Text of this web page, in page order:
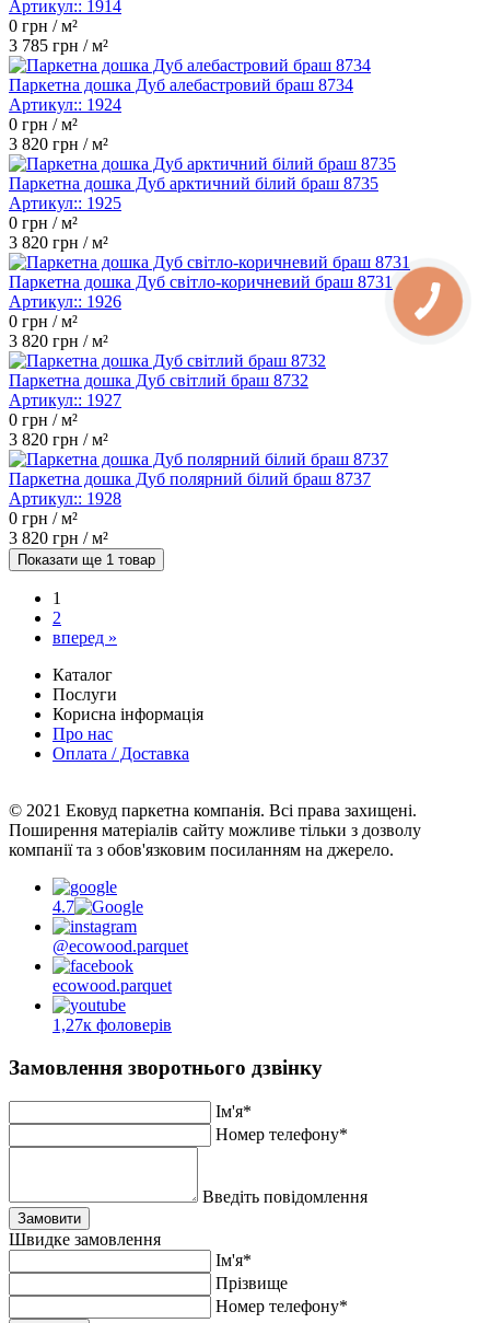
Артикул:: 1914
0 грн / м²
3 785 грн / м²
Паркетна дошка Дуб алебастровий браш 8734
Артикул:: 1924
0 грн / м²
3 820 грн / м²
Паркетна дошка Дуб арктичний білий браш 8735
Артикул:: 1925
0 грн / м²
3 820 грн / м²
Паркетна дошка Дуб світло-коричневий браш 8731
Артикул:: 1926
0 грн / м²
3 820 грн / м²
Паркетна дошка Дуб світлий браш 8732
Артикул:: 1927
0 грн / м²
3 820 грн / м²
Паркетна дошка Дуб полярний білий браш 8737
Артикул:: 1928
0 грн / м²
3 820 грн / м²
Показати ще 1 товар
1
2
вперед »
Каталог
Послуги
Корисна інформація
Про нас
Оплата / Доставка
© 2021 Ековуд паркетна компанія. Всі права захищені.
Поширення матеріалів сайту можливе тільки з дозволу
компанії та з обов'язковим посиланням на джерело.
4.7
@ecowood.parquet
ecowood.parquet
1,27к фоловерів
Замовлення зворотнього дзвінку
Ім'я*
Номер телефону*
Введіть повідомлення
Замовити
Швидке замовлення
Ім'я*
Прiзвище
Номер телефону*